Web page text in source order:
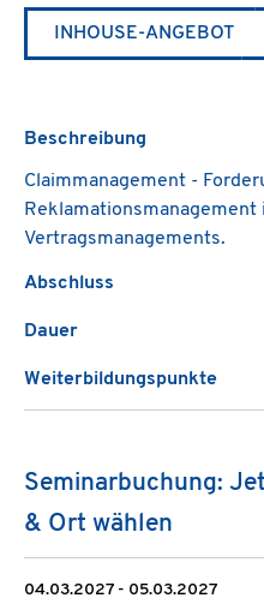
INHOUSE-ANGEBOT
Beschreibung
Claimmanagement -
Vertragsmanagements.
Abschluss
Dauer
Weiterbildungspunkte
Seminarbuchung:
& Ort wählen
04.03.2027 - 05.03.2027